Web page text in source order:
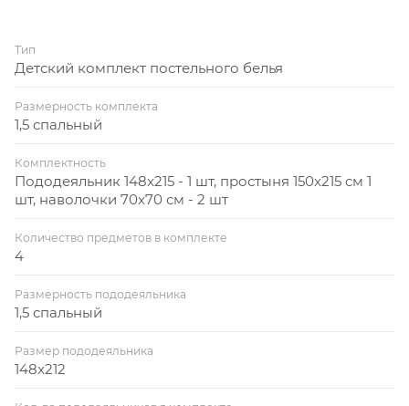
Тип
Детский комплект постельного белья
Размерность комплекта
1,5 спальный
Комплектность
Пододеяльник 148x215 - 1 шт, простыня 150x215 см 1
шт, наволочки 70x70 см - 2 шт
Количество предметов в комплекте
4
Размерность пододеяльника
1,5 спальный
Размер пододеяльника
148x212